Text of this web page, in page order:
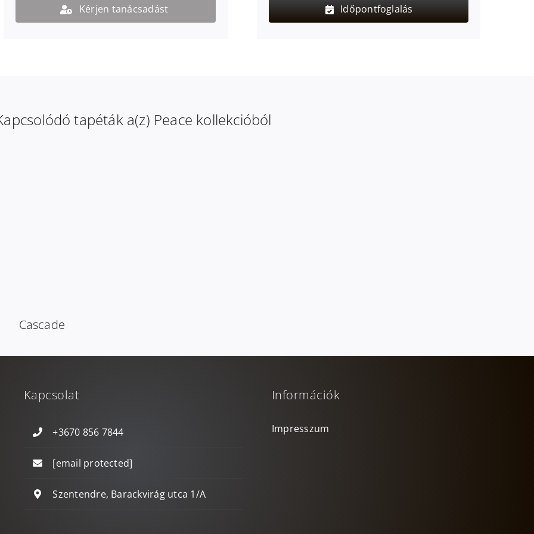
Kérjen tanácsadást Időpontfoglalás
tapéták a(z) Peace kollekcióból
Cascade
Kapcsolat
+3670 856 7844
[email protected]
Szentendre, Barackvirág utca 1/A
Információk
Impresszum